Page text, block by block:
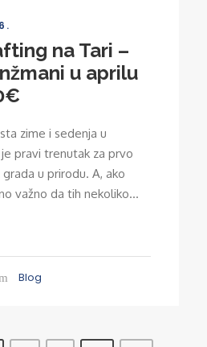
na Tari –
u aprilu
zime i sedenja u
pravi trenutak za prvo
grada u prirodu. A, ako
važno da tih nekoliko...
Blog